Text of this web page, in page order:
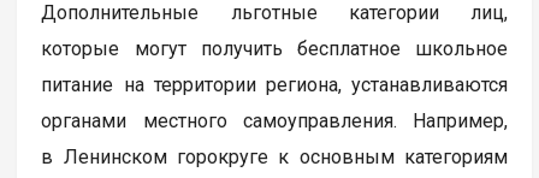
Дополнительные льготные категории лиц,
которые могут получить бесплатное школьное
питание на территории региона, устанавливаются
органами местного самоуправления. Например,
в Ленинском горокруге к основным категориям